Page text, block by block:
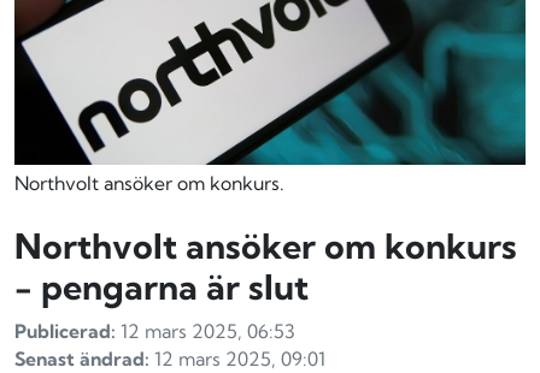
Northvolt ansöker om konkurs.
Northvolt ansöker om konkurs
- pengarna är slut
Publicerad: 12 mars 2025, 06:53
Senast ändrad: 12 mars 2025, 09:01